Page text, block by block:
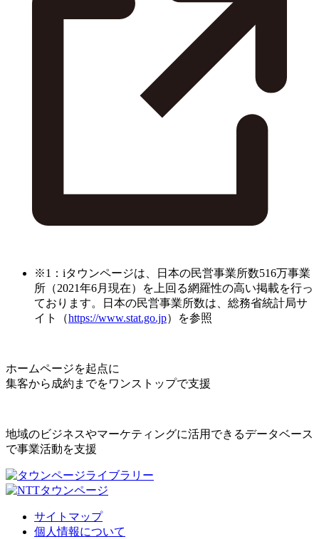
※1：iタウンページは、日本の民営事業所数516万事業
所（2021年6月現在）を上回る網羅性の高い掲載を行っ
ております。日本の民営事業所数は、総務省統計局サ
イト（https://www.stat.go.jp）を参照
ホームページを起点に
集客から成約までをワンストップで支援
地域のビジネスやマーケティングに活用できるデータベース
で事業活動を支援
サイトマップ
個人情報について